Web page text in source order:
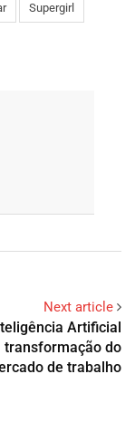
Supergirl
Next article
Artificial
transformação do
de trabalho